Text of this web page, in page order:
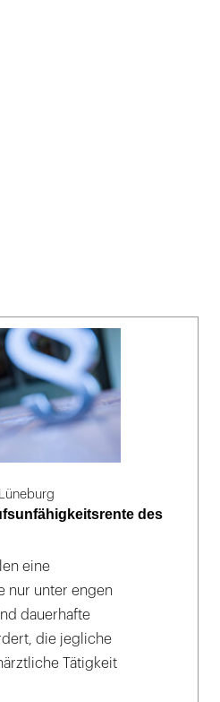
des
eine
nur unter engen
dauerhafte
die jegliche
Tätigkeit